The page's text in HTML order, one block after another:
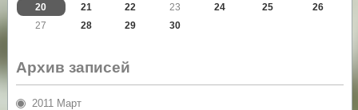
20
21 22 23 24 25
26
27
28 29 30
Архив записей
2011 Март